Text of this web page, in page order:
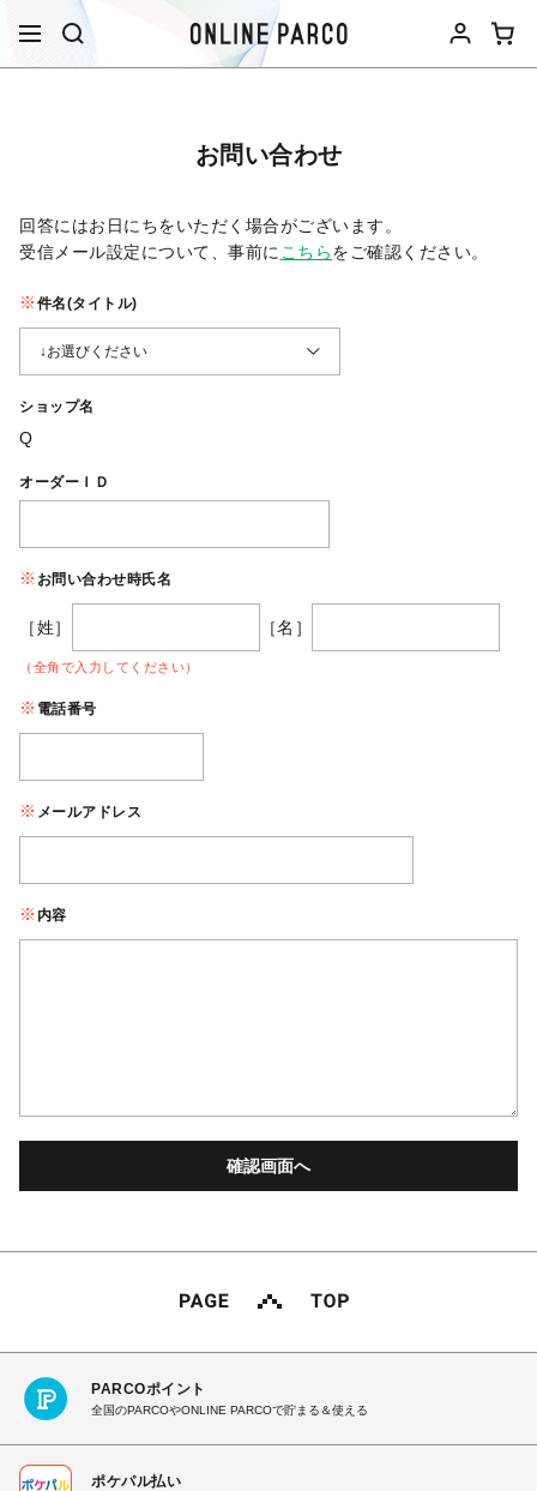
お問い合わせ
回答にはお日にちをいただく場合がございます。
受信メール設定について、事前に こちらをご確認ください。​
件名(タイトル)
ショップ名
Q
オーダーＩＤ
お問い合わせ時氏名
［姓］ ［名］
（全角で入力してください）
電話番号
メールアドレス
内容
PARCOポイント
全国のPARCOやONLINE PARCOで貯まる＆使える
ポケパル払い